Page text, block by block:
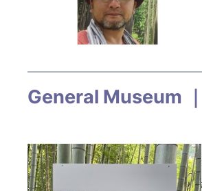
General Museum